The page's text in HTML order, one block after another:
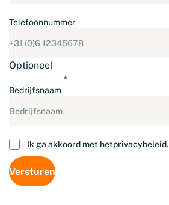
Telefoonnummer
Optioneel
Bedrijfsnaam
Instemming
Ik ga akkoord met hetprivacybeleid.